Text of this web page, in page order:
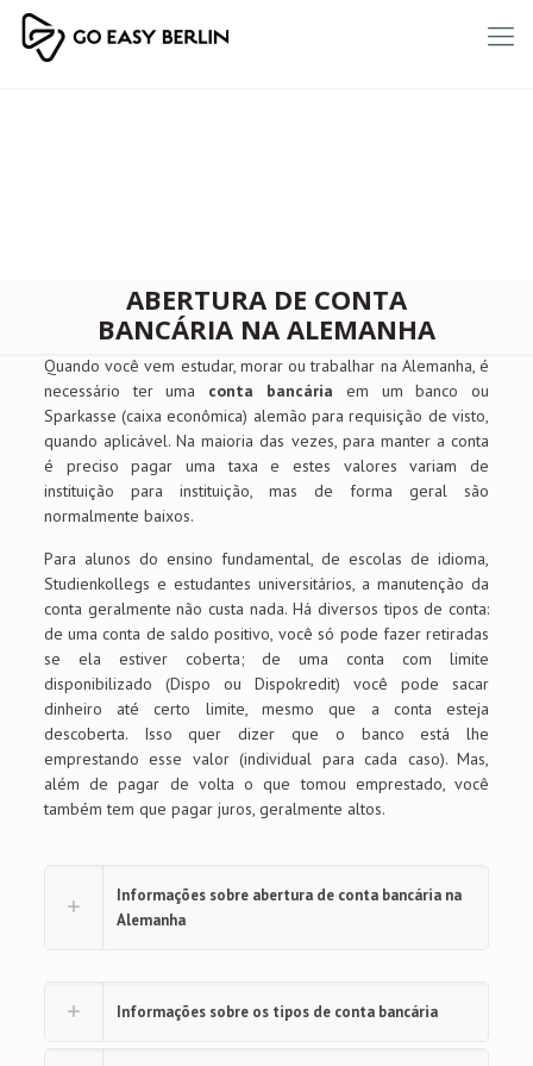
ABERTURA DE CONTA
BANCÁRIA NA ALEMANHA
Quando você vem estudar, morar ou trabalhar na Alemanha, é
necessário ter uma conta bancária em um banco ou
Sparkasse (caixa econômica) alemão para requisição de visto,
quando aplicável. Na maioria das vezes, para manter a conta
é preciso pagar uma taxa e estes valores variam de
instituição para instituição, mas de forma geral são
normalmente baixos.
Para alunos do ensino fundamental, de escolas de idioma,
Studienkollegs e estudantes universitários, a manutenção da
conta geralmente não custa nada. Há diversos tipos de conta:
de uma conta de saldo positivo, você só pode fazer retiradas
se ela estiver coberta; de uma conta com limite
disponibilizado (Dispo ou Dispokredit) você pode sacar
dinheiro até certo limite, mesmo que a conta esteja
descoberta. Isso quer dizer que o banco está lhe
emprestando esse valor (individual para cada caso). Mas,
além de pagar de volta o que tomou emprestado, você
também tem que pagar juros, geralmente altos.
Informações sobre abertura de conta bancária na
Alemanha
Informações sobre os tipos de conta bancária